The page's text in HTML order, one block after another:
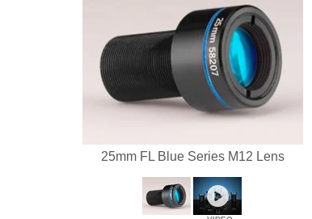
25mm FL Blue Series M12 Lens